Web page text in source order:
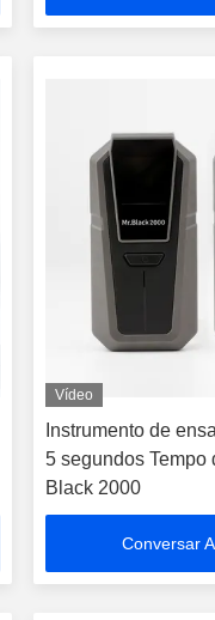
Vídeo
Instrumento de
5 segundos Tempo
Black 2000
Conversar